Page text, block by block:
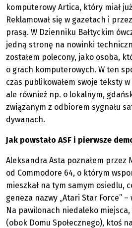
komputerowy Artica, który miał
Reklamował się w gazetach i
prasą. W Dzienniku Bałtyckim
jedną stronę na nowinki
zostałem polecony, jako osoba,
o grach komputerowych. W ten
czas publikowałem swoje teksty
ale również np. o lokalnym,
związanym z odbiorem sygnału
dywanach.
Jak powstało ASF i pierwsze
Aleksandra Asta poznałem przez
od Commodore 64, o którym
mieszkał na tym samym osiedlu,
geneza nazwy „Atari Star Force”
Na pawilonach niedaleko
(obok Domu Społecznego), ktoś